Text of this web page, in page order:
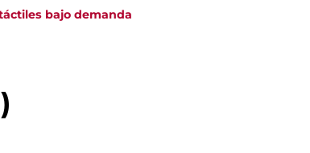
bajo demanda